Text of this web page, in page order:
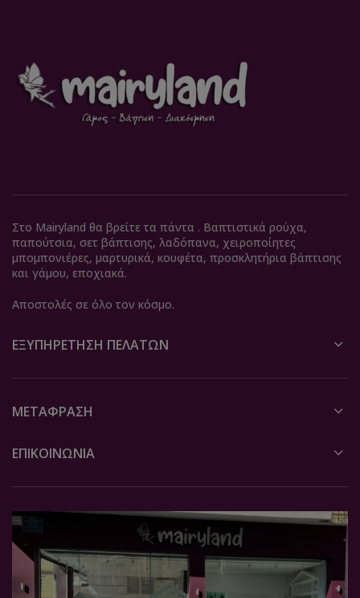
Στο Mairyland θα βρείτε τα πάντα . Βαπτιστικά ρούχα,
παπούτσια, σετ βάπτισης, λαδόπανα, χειροποίητες
μπομπονιέρες, μαρτυρικά, κουφέτα, προσκλητήρια βάπτισης
και γάμου, εποχιακά.
Αποστολές σε όλο τον κόσμο.
ΕΞΥΠΗΡΈΤΗΣΗ ΠΕΛΑΤΏΝ
ΜΕΤΆΦΡΑΣΗ
ΕΠΙΚΟΙΝΩΝΙΑ